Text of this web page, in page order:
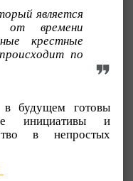
является
от времени
крестные
по
будущем готовы
инициативы и
в непростых